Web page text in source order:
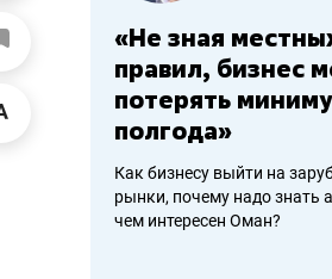
работа «Не зная
правил, бизнес
потерять
полгода»
Как бизнесу выйти на
рынки, почему надо знать
чем интересен Оман?